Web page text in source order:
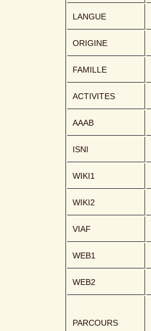
LANGUE
ORIGINE
FAMILLE
ACTIVITES
AAAB
ISNI
WIKI1
WIKI2
VIAF
WEB1
WEB2
PARCOURS